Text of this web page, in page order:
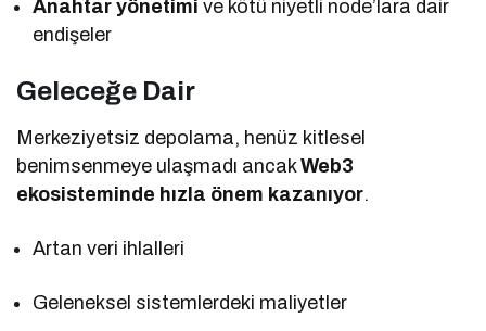
Anahtar yönetimi ve kötü niyetli node’lara dair
endişeler
Geleceğe Dair
Merkeziyetsiz depolama, henüz kitlesel
benimsenmeye ulaşmadı ancakWeb3
ekosisteminde hızla önem kazanıyor.
Artan veri ihlalleri
Geleneksel sistemlerdeki maliyetler